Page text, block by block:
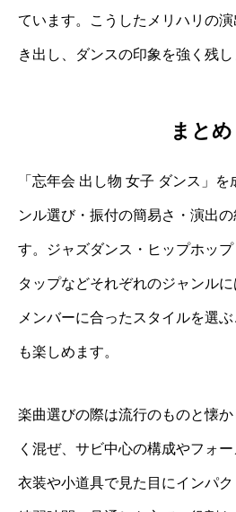
ています。こうしたメリハリの演
き出し、ダンスの印象を強く残し
まとめ
「忘年会 出し物 女子 ダンス」
ンル選び・振付の簡易さ・演出
す。ジャズダンス・ヒップホップ
タップなどそれぞれのジャンル
メンバーに合ったスタイルを選
も楽しめます。
楽曲選びの際は流行のものと懐
く混ぜ、サビ中心の構成やフォー
衣装や小道具で見た目にインパク